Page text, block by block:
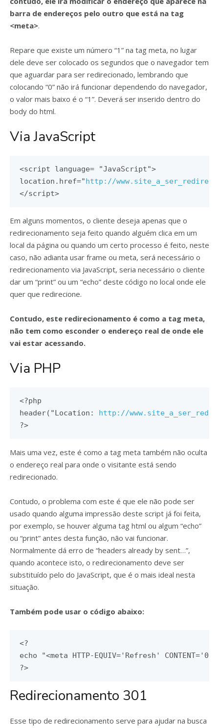
barra de endereços pelo outro que está na tag
<meta>.
Repare que existe um número “1” na tag meta, no lugar
dele deve ser colocado os segundos que o navegador tem
que aguardar para ser redirecionado, lembrando que
colocando “0” não irá funcionar dependendo do navegador,
o valor mais baixo é o “1”. Deverá ser inserido dentro do
body do html.
Via JavaScript
<script language= "JavaScript">
location . href="http://
</script>
Em alguns momentos, o cliente deseja apenas que o
redirecionamento seja feito quando alguém clica em um
local da página ou quando um certo processo é feito, neste
caso, não adianta usar frame ou meta, será necessário o
redirecionamento via JavaScript, seria necessário o cliente
dar um “print” ou um “echo” deste código no local onde ele
quer que redirecione.
Contudo, este redirecionamento é como a tag meta,
não tem como esconder o endereço real de onde ele
vai estar acessando.
Via PHP
<?php
header( "Location: http://
?>
Mais uma vez, este é como a tag meta também não oculta
o endereço real para onde o visitante está sendo
redirecionado.
Contudo, o problema com este é que ele não pode ser
usado quando alguma impressão deste script já foi feita,
por exemplo, se houver alguma tag html ou algum “echo”
ou “print” antes desta função, não vai funcionar.
Normalmente dá erro de “headers already by sent…”,
quando acontece isto, o redirecionamento deve ser
substituído pelo do JavaScript, que é o mais ideal nesta
situação.
Também pode usar o código abaixo:
<?
echo
"<meta HTTP-EQUIV='Refresh'
?>
Redirecionamento 301
Esse tipo de redirecionamento serve para ajudar na busca